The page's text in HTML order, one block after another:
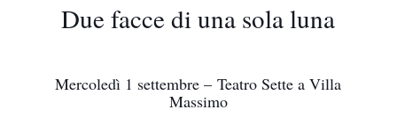
Due facce di una sola luna
Mercoledì 1 settembre – Teatro Sette a Villa
Massimo